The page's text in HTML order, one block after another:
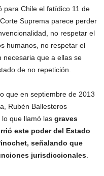
para Chile el fatídico 11 de
Suprema parece perder
no respetar el
humanos, no respetar el
necesaria que a ellas se
de no repetición.
que en septiembre de 2013
Rubén Ballesteros
que llamó las graves
este poder del Estado
señalando que
jurisdiccionales